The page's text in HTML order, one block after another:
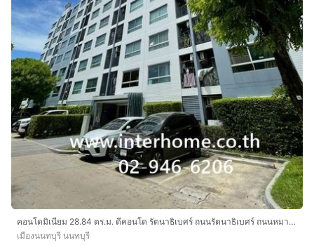
คอนโดมิเนียม 28.84 ตร.ม. ดีคอนโด รัตนาธิเบศร์ ถนนรัตนาธิเบศร์ ถนนหมายเลข3901 เมืองนนทบุรี นนทบุรี
เมืองนนทบุรี นนทบุรี